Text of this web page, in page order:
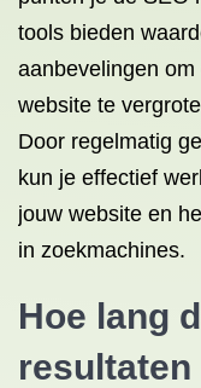
tools bieden
aanbevelingen
website te
Door regelmatig
kun je effectief
jouw website en
in zoekmachines.
Hoe lang
resultaten